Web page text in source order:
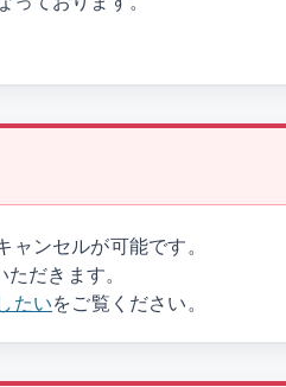
ンセルが可能です。
だきます。
たいをご覧ください。